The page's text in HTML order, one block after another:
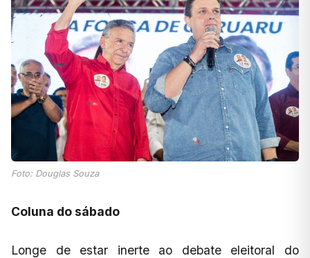
Foto: Douglas Souza
Coluna do sábado
Longe de estar inerte ao debate eleitoral do